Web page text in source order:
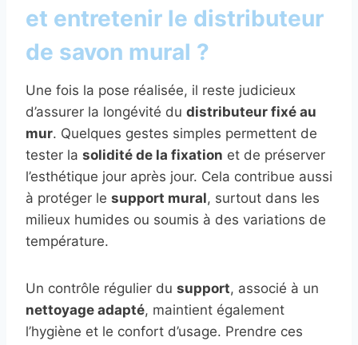
et entretenir le distributeur
de savon mural ?
Une fois la pose réalisée, il reste judicieux
d’assurer la longévité du distributeur fixé au
mur. Quelques gestes simples permettent de
tester la solidité de la fixation et de préserver
l’esthétique jour après jour. Cela contribue aussi
à protéger le support mural, surtout dans les
milieux humides ou soumis à des variations de
température.
Un contrôle régulier du support, associé à un
nettoyage adapté, maintient également
l’hygiène et le confort d’usage. Prendre ces